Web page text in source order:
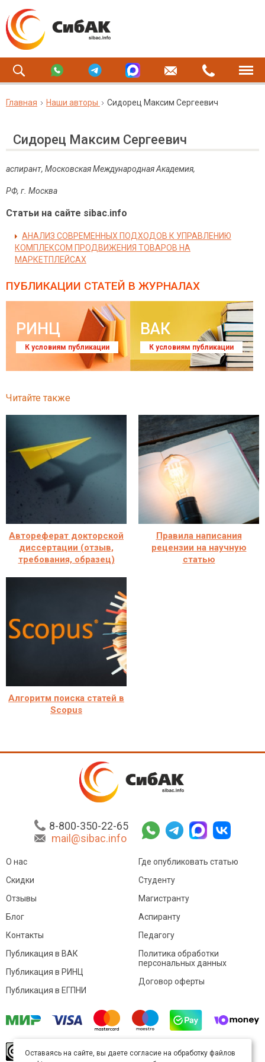
Главная Наши авторы Сидорец Максим Сергеевич
Сидорец Максим Сергеевич
аспирант, Московская Международная Академия,
РФ, г Москва
Статьи на сайте sibac.info
АНАЛИЗ СОВРЕМЕННЫХ ПОДХОДОВ К УПРАВЛЕНИЮ
КОМПЛЕКСОМ ПРОДВИЖЕНИЯ ТОВАРОВ НА
МАРКЕТПЛЕЙСАХ
ПУБЛИКАЦИИ СТАТЕЙ В ЖУРНАЛАХ
РИНЦ
К условиям публикации
ВАК
К условиям публикации
Читайте также
Автореферат докторской
диссертации (отзыв,
требования, образец)
Правила написания
рецензии на научную
статью
Алгоритм поиска статей в
Scopus
8-800-350-22-65
mail@sibac.info
О нас
Скидки
Отзывы
Блог
Контакты
Где опубликовать статью
Студенту
Магистранту
Аспиранту
Педагогу
Публикация в ВАК
Публикация в РИНЦ
Публикация в ЕГПНИ
Политика обработки
персональных данных
Договор оферты
произведение доступно полицензии Creative
Оставаясь на сайте, вы даете согласие на обработку файлов